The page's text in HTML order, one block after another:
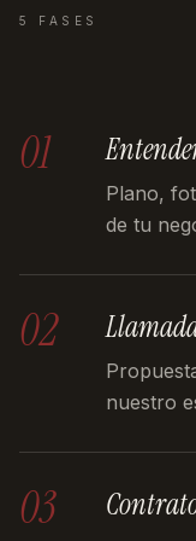
5 FASES
01
Plano,
de tu
02
nuestro
03